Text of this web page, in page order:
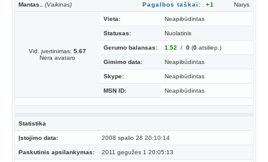
Mantas.. (Vaikinas) Pagalbos taškai: +1 Narys
Vid. įvertinimas: 5.67
Nėra avataro
Vieta: Neapibūdintas
Statusas: Nuolatinis
Gerumo balansas: 1.52 / 0 (0 atsiliep.)
Gimimo data: Neapibūdintas
Skype: Neapibūdintas
MSN ID: Neapibūdintas
Statistika
Įstojimo data: 2008 spalio 28 20:10:14
Paskutinis apsilankymas: 2011 gegužės 1 20:05:13